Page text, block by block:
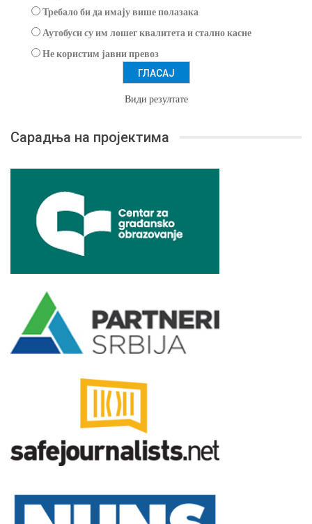
Требало би да имају више полазака
Аутобуси су им лошег квалитета и стално касне
Не користим јавни превоз
Види резултате
Сарадња на пројектима